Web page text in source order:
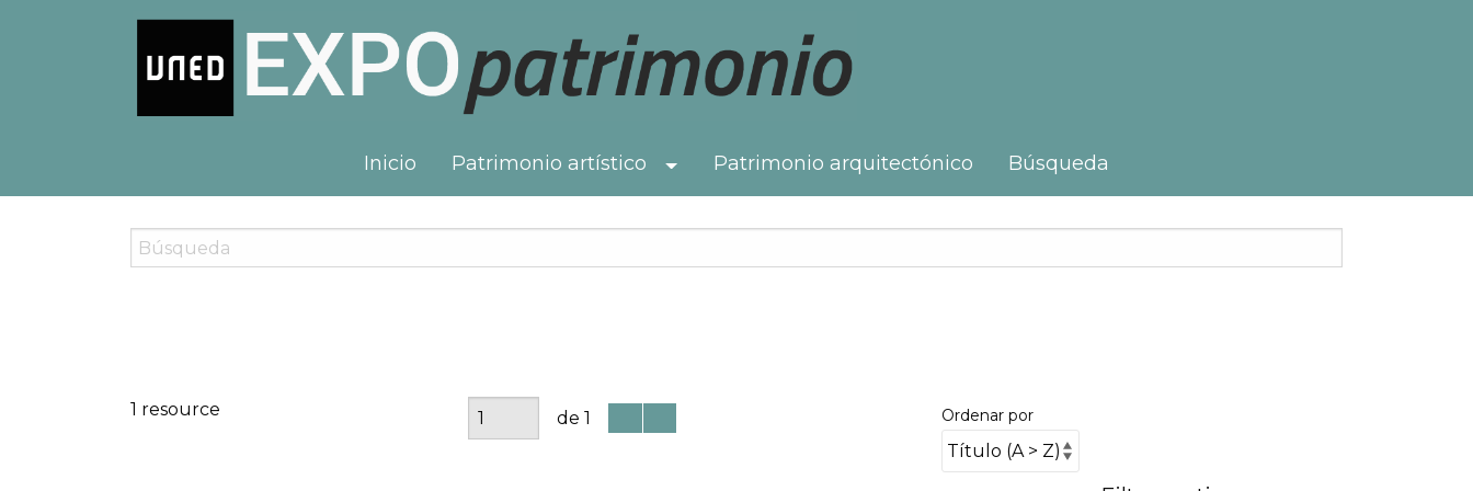
Inicio Patrimonio artístico Toggle Dropdown
Patrimonio arquitectónico Búsqueda
1 resource de 1 Ordenar por